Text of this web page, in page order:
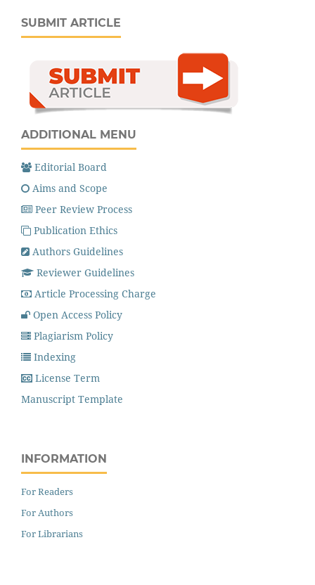
SUBMIT ARTICLE
ADDITIONAL MENU
Editorial Board
Aims and Scope
Peer Review Process
Publication Ethics
Authors Guidelines
Reviewer Guidelines
Article Processing Charge
Open Access Policy
Plagiarism Policy
Indexing
License Term
Manuscript Template
INFORMATION
For Readers
For Authors
For Librarians